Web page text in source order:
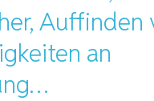
Auffinden
an